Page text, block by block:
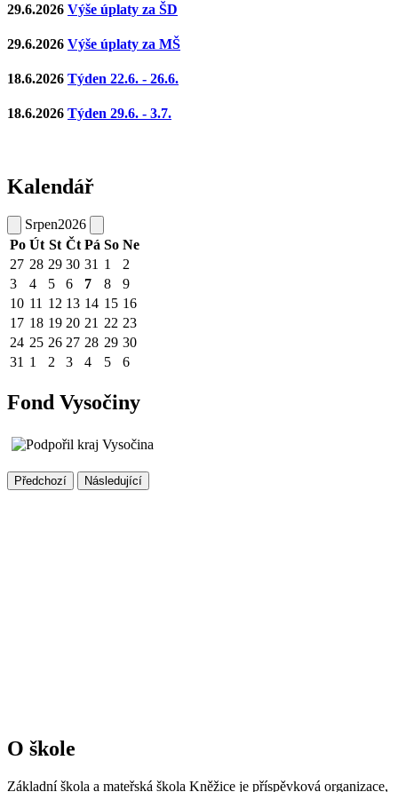
29.6.2026 Výše úplaty za ŠD
29.6.2026 Výše úplaty za MŠ
18.6.2026 Týden 22.6. - 26.6.
18.6.2026 Týden 29.6. - 3.7.
Kalendář
Srpen2026
Po Út St Čt Pá So Ne
27 28 29 30 31 1
2
3
4 5 6 7 8
9
10 11 12 13 14 15 16
17 18 19 20 21 22 23
24 25 26 27 28 29 30
31 1 2 3 4 5 6
Fond Vysočiny
Předchozí Následující
O škole
Základní škola a mateřská škola Kněžice je příspěvková organizace,